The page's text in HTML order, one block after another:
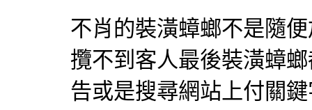
不肖的裝潢蟑螂不是隨
攬不到客人最後裝潢蟑
告或是搜尋網站上付關